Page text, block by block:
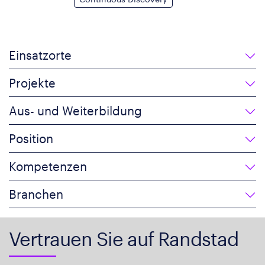
Einsatzorte
Projekte
Aus- und Weiterbildung
Position
Kompetenzen
Branchen
Vertrauen Sie auf Randstad